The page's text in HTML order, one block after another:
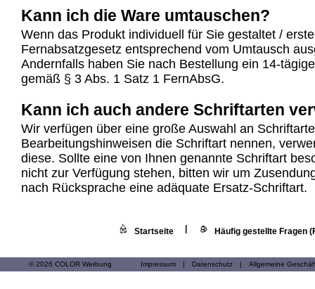
Kann ich die Ware umtauschen?
Wenn das Produkt individuell für Sie gestaltet /
Fernabsatzgesetz entsprechend vom Umtausch
Andernfalls haben Sie nach Bestellung ein 14-
gemäß § 3 Abs. 1 Satz 1 FernAbsG.
Kann ich auch andere Schriftarten
Wir verfügen über eine große Auswahl an
Bearbeitungshinweisen die Schriftart nennen,
diese. Sollte eine von Ihnen genannte Schriftart
nicht zur Verfügung stehen, bitten wir um
nach Rücksprache eine adäquate Ersatz-Schriftart.
Startseite Häufig gestellte Fragen
© 2026 COLOR Werbung Impressum | Datenschutz | Allgemeine